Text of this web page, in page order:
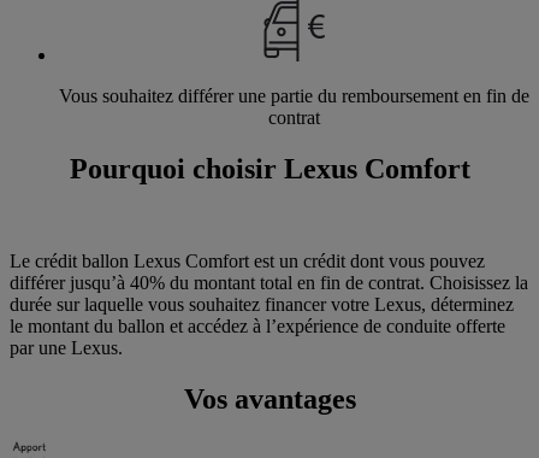
Vous souhaitez différer une partie du remboursement en fin de
contrat
Pourquoi choisir Lexus Comfort
Le crédit ballon Lexus Comfort est un crédit dont vous pouvez
différer jusqu’à 40% du montant total en fin de contrat. Choisissez la
durée sur laquelle vous souhaitez financer votre Lexus, déterminez
le montant du ballon et accédez à l’expérience de conduite offerte
par une Lexus.
Vos avantages